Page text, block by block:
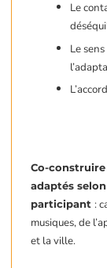
Le
Le
Co-
adaptés
participant :
musiques, de
et la ville.